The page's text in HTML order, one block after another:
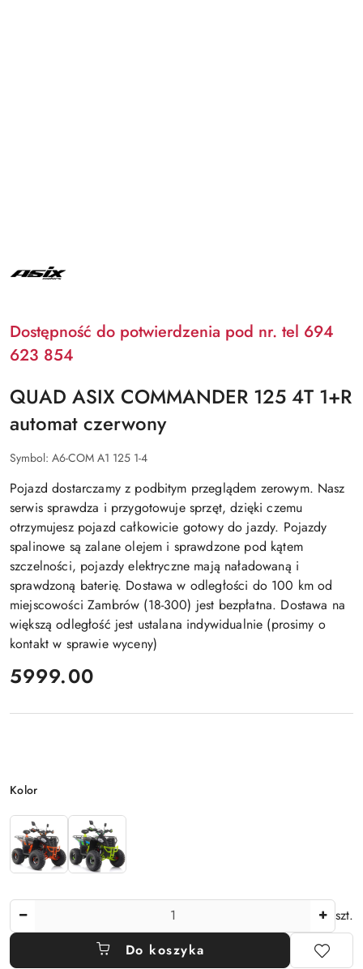
Dostępność do potwierdzenia pod nr. tel 694
623 854
QUAD ASIX COMMANDER 125 4T 1+R
automat czerwony
Symbol: A6-COM A1 125 1-4
Pojazd dostarczamy z podbitym przeglądem zerowym. Nasz
serwis sprawdza i przygotowuje sprzęt, dzięki czemu
otrzymujesz pojazd całkowicie gotowy do jazdy. Pojazdy
spalinowe są zalane olejem i sprawdzone pod kątem
szczelności, pojazdy elektryczne mają naładowaną i
sprawdzoną baterię. Dostawa w odległości do 100 km od
miejscowości Zambrów (18-300) jest bezpłatna. Dostawa na
większą odległość jest ustalana indywidualnie (prosimy o
kontakt w sprawie wyceny)
cena:
5999.00
Wariant
Kolor
szt.
Do koszyka